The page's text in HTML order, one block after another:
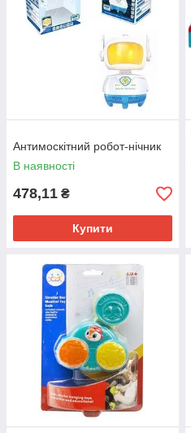
Антимоскітний робот-нічник
В наявності
478,11 ₴
Купити